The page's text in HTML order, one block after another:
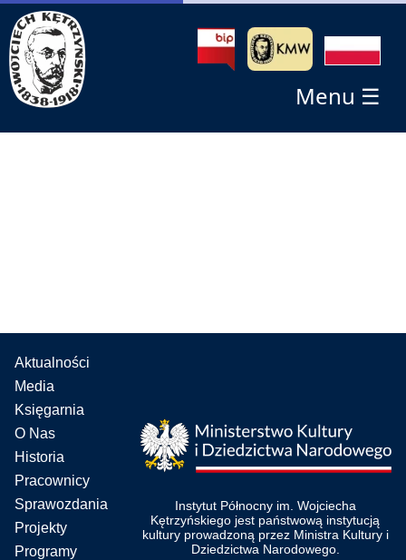
Menu ☰
Aktualności
Media
Księgarnia
O Nas
Historia
Pracownicy
Sprawozdania
Projekty
Programy
Instytut Północny im. Wojciecha
Kętrzyńskiego jest państwową instytucją
kultury prowadzoną przez Ministra Kultury i
Dziedzictwa Narodowego.